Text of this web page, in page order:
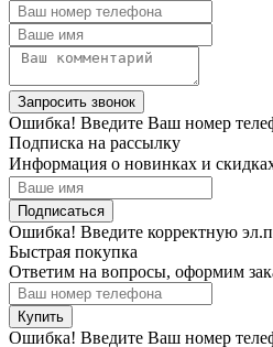
Ошибка! Введите Ваш номер
Подписка на рассылку
Информация о новинках и
Ошибка! Введите корректную
Быстрая покупка
Ответим на вопросы, оформим
Ошибка! Введите Ваш номер